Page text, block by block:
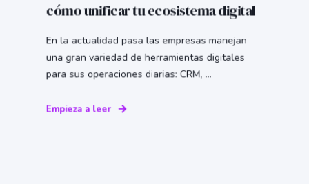
cómo unificar tu ecosistema digital
En la actualidad pasa las empresas manejan
una gran variedad de herramientas digitales
para sus operaciones diarias: CRM, ...
Empieza a leer